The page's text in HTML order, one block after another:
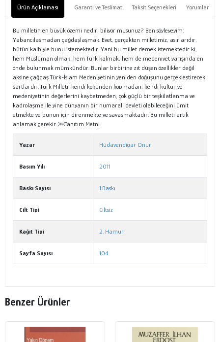
Ürün Açıklaması Garanti ve Teslimat Taksit Seçenekleri Yorumlar
Bu milletin en büyük özemi nedir, biliyor musunuz? Ben söyleyeyim:
Yabancılaşmadan çağdaşlaşmak. Evet, gerçekten milletimiz, asırlarıdır,
bütün kalbiyle bunu istemektedir. Yani bu millet demek istemektedir ki,
hem Müslüman olmak, hem Türk kalmak, hem de medeniyet yarışında en
önde bulunmak mümkündür. Bunlar birbirine zıt düşen özellikler değil
aksine çağdaş Türk-İslam Medeniyetinin yeniden doğuşunu gerçekleştirecek
şartlardır. Türk Milleti, kendi kökünden kopmadan, kendi kültür ve
medeniyetinin değerlerini kaybetmeden, çok güçlü bir teşkilatlanma ve
kadrolaşma ile yine dünyanın bir numaralı devleti olabileceğini ümit
etmekte ve bunun için direnmekte ve savaşmaktadır. Bu milleti artık
anlamak gerekir. ￼Tanıtım Metni
Yazar Hüdavendigar Onur
Basım Yılı 2011
Baskı Sayısı 1.Baskı
Cilt Tipi Ciltsiz
Kağıt Tipi 2. Hamur
Sayfa Sayısı 104
Benzer Ürünler